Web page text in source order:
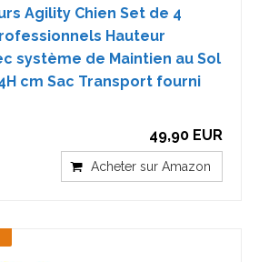
Agility Chien Set de 4
Hauteur
système de Maintien au Sol
cm Sac Transport fourni
49,90 EUR
Acheter sur Amazon